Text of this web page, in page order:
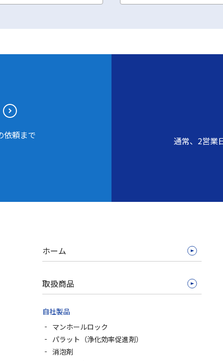
依頼まで 通常、2営業
ホーム
取扱商品
自社製品
マンホールロック
パラット（浄化効率促進剤）
消泡剤